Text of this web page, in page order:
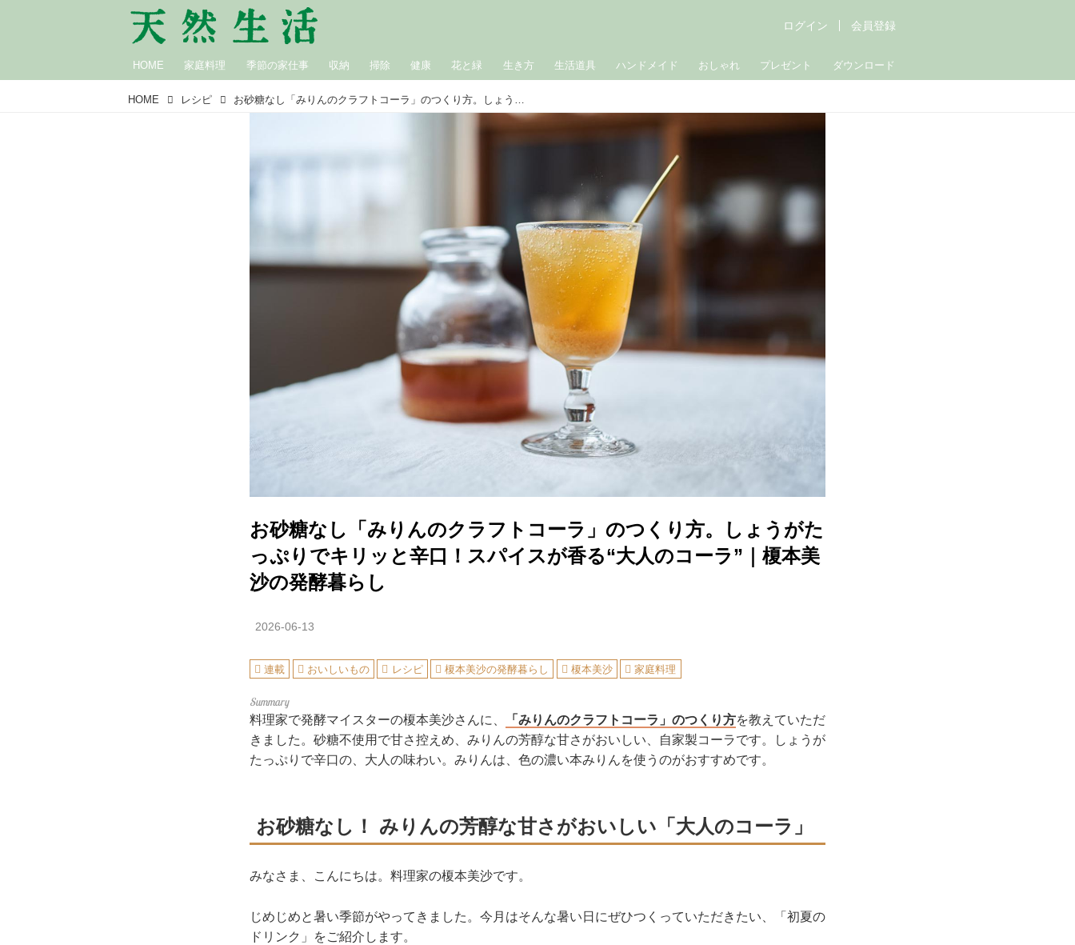
HOME 家庭料理 季節の家仕事 収納 掃除 健康 花と緑 生き方 生活道具 ハンドメイド おしゃれ プレゼント ダウンロード
ログイン 会員登録
HOME レシピ お砂糖なし「みりんのクラフトコーラ」のつくり方。しょうがたっぷりでキリッと辛口！スパイスが香る“大人のコーラ”｜榎本美沙の発酵暮らし
お砂糖なし「みりんのクラフトコーラ」のつくり方。しょうがた
っぷりでキリッと辛口！スパイスが香る“大人のコーラ”｜榎本美
沙の発酵暮らし
2026-06-13
連載 おいしいもの レシピ 榎本美沙の発酵暮らし 榎本美沙 家庭料理
料理家で発酵マイスターの榎本美沙さんに、 「みりんのクラフトコーラ」のつくり方を教えていただ
きました。砂糖不使用で甘さ控えめ、みりんの芳醇な甘さがおいしい、自家製コーラです。しょうが
たっぷりで辛口の、大人の味わい。みりんは、色の濃い本みりんを使うのがおすすめです。
お砂糖なし！ みりんの芳醇な甘さがおいしい「大人のコーラ」
みなさま、こんにちは。料理家の榎本美沙です。
じめじめと暑い季節がやってきました。 今月はそんな暑い日にぜひつくっていただきたい、「初夏の
ドリンク」をご紹介します。